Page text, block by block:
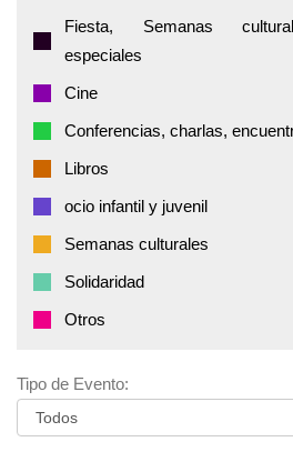
Fiesta, Semanas
especiales
Cine
Conferencias, charlas,
Libros
ocio infantil y juvenil
Semanas culturales
Solidaridad
Otros
Tipo de Evento: